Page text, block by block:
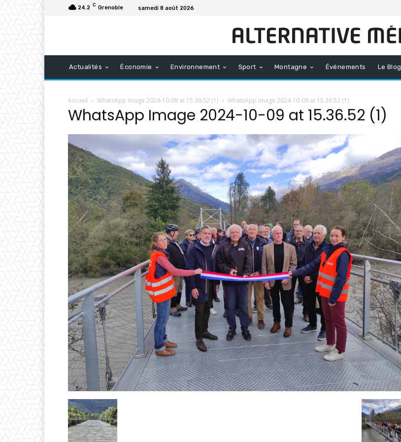
24.2 C Grenoble samedi 8 août 2026
Actualités Économie Environnement Sport Montagne Événements Le Blog
Accueil WhatsApp Image 2024-10-09 at 15.36.52 (1) WhatsApp Image 2024-10-09 at 15.36.52 (1)
WhatsApp Image 2024-10-09 at 15.36.52 (1)